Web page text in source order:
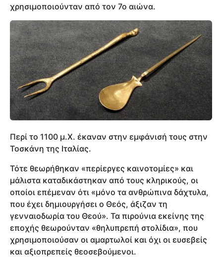
χρησιμοποιούνταν από τον 7ο αιώνα.
Περί το 1100 μ.Χ. έκαναν στην εμφάνισή τους στην
Τοσκάνη της Ιταλίας.
Τότε θεωρήθηκαν «περίεργες καινοτομίες» και
μάλιστα καταδικάστηκαν από τους κληρικούς, οι
οποίοι επέμεναν ότι «μόνο τα ανθρώπινα δάχτυλα,
που έχει δημιουργήσει ο Θεός, άξιζαν τη
γενναιοδωρία του Θεού». Τα πιρούνια εκείνης της
εποχής θεωρούνταν «θηλυπρεπή στολίδια», που
χρησιμοποιούσαν οι αμαρτωλοί και όχι οι ευσεβείς
και αξιοπρεπείς θεοσεβούμενοι.